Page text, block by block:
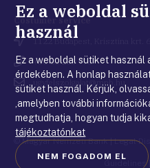
cím
Costumer service
Cím 1122 Budapest, Krisztina krt. 6.
Telefonszám
+36 80 203 776
cím
ugyfelszolgalat@mnb.hu
© Magyar Nemzeti Bank|Legal
Guidelines|
Ez a weboldal
használ
Ez a weboldal sütiket használ
érdekében. A honlap
sütiket használ. Kérjük,
,amelyben további
megtudhatja, hogyan tudja
tájékoztatónkat
NEM FOGADOM EL